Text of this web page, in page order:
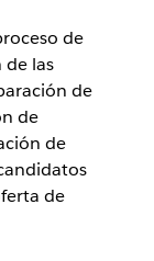
de
las
de
de
de
de